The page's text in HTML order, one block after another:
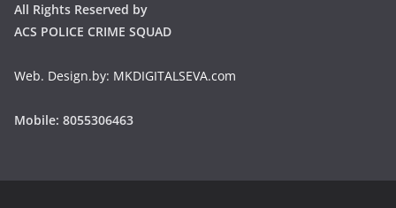
All Rights Reserved by
ACS POLICE CRIME SQUAD
Web. Design.by: MKDIGITALSEVA.com
Mobile: 8055306463